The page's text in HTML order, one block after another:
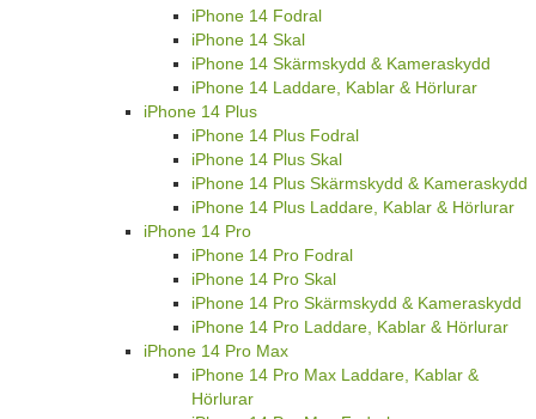
iPhone 14 Fodral
iPhone 14 Skal
iPhone 14 Skärmskydd & Kameraskydd
iPhone 14 Laddare, Kablar & Hörlurar
iPhone 14 Plus
iPhone 14 Plus Fodral
iPhone 14 Plus Skal
iPhone 14 Plus Skärmskydd & Kameraskydd
iPhone 14 Plus Laddare, Kablar & Hörlurar
iPhone 14 Pro
iPhone 14 Pro Fodral
iPhone 14 Pro Skal
iPhone 14 Pro Skärmskydd & Kameraskydd
iPhone 14 Pro Laddare, Kablar & Hörlurar
iPhone 14 Pro Max
iPhone 14 Pro Max Laddare, Kablar &
Hörlurar